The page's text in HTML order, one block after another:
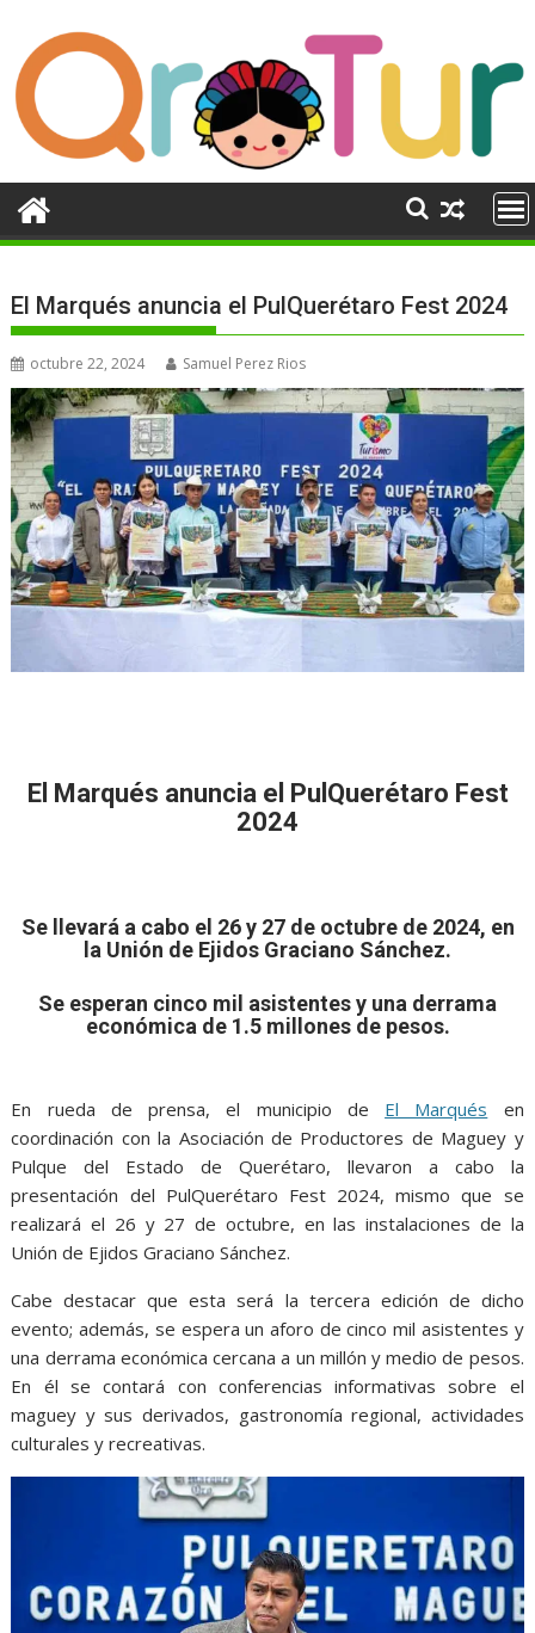
contenido
El Marqués anuncia el PulQuerétaro Fest 2024
octubre 22, 2024 Samuel Perez Rios
El Marqués anuncia el PulQuerétaro Fest
2024
⁠Se llevará a cabo el 26 y 27 de octubre de 2024, en
la Unión de Ejidos Graciano Sánchez.
Se esperan cinco mil asistentes y una derrama
económica de 1.5 millones de pesos.
En rueda de prensa, el municipio de El Marqués en
coordinación con la Asociación de Productores de Maguey y
Pulque del Estado de Querétaro, llevaron a cabo la
presentación del PulQuerétaro Fest 2024, mismo que se
realizará el 26 y 27 de octubre, en las instalaciones de la
Unión de Ejidos Graciano Sánchez.
Cabe destacar que esta será la tercera edición de dicho
evento; además, se espera un aforo de cinco mil asistentes y
una derrama económica cercana a un millón y medio de pesos.
En él se contará con conferencias informativas sobre el
maguey y sus derivados, gastronomía regional, actividades
culturales y recreativas.